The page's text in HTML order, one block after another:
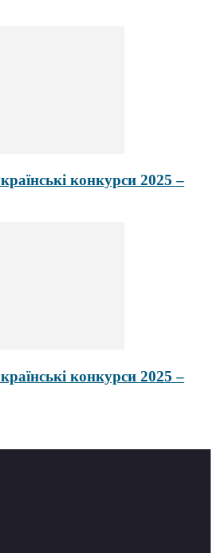
конкурси 2025 –
конкурси 2025 –